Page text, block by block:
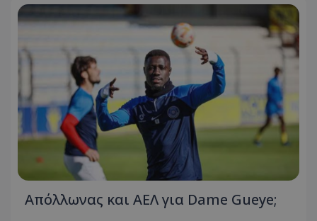
Απόλλωνας και ΑΕΛ για Dame Gueye;